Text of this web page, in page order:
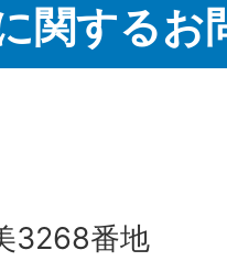
関するお
3268番地